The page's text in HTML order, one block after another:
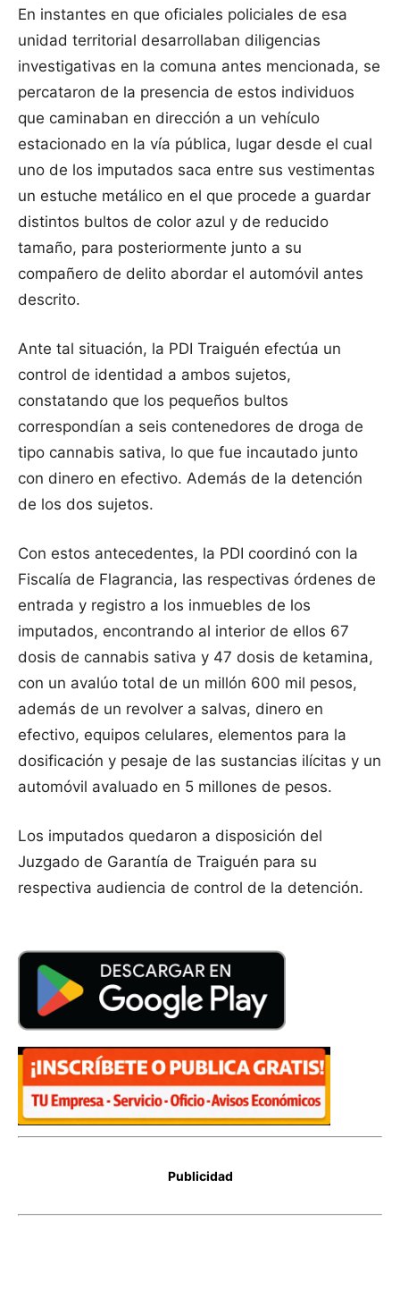
En instantes en que oficiales policiales de esa
unidad territorial desarrollaban diligencias
investigativas en la comuna antes mencionada, se
percataron de la presencia de estos individuos
que caminaban en dirección a un vehículo
estacionado en la vía pública, lugar desde el cual
uno de los imputados saca entre sus vestimentas
un estuche metálico en el que procede a guardar
distintos bultos de color azul y de reducido
tamaño, para posteriormente junto a su
compañero de delito abordar el automóvil antes
descrito.
Ante tal situación, la PDI Traiguén efectúa un
control de identidad a ambos sujetos,
constatando que los pequeños bultos
correspondían a seis contenedores de droga de
tipo cannabis sativa, lo que fue incautado junto
con dinero en efectivo. Además de la detención
de los dos sujetos.
Con estos antecedentes, la PDI coordinó con la
Fiscalía de Flagrancia, las respectivas órdenes de
entrada y registro a los inmuebles de los
imputados, encontrando al interior de ellos 67
dosis de cannabis sativa y 47 dosis de ketamina,
con un avalúo total de un millón 600 mil pesos,
además de un revolver a salvas, dinero en
efectivo, equipos celulares, elementos para la
dosificación y pesaje de las sustancias ilícitas y un
automóvil avaluado en 5 millones de pesos.
Los imputados quedaron a disposición del
Juzgado de Garantía de Traiguén para su
respectiva audiencia de control de la detención.
Publicidad